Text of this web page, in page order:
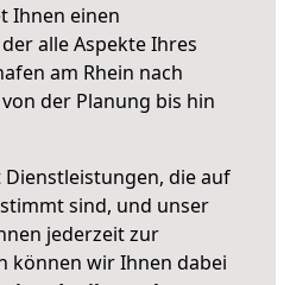
Ihnen einen
alle Aspekte Ihres
am Rhein nach
der Planung bis hin
die auf
sind, und unser
jederzeit zur
können wir Ihnen dabei